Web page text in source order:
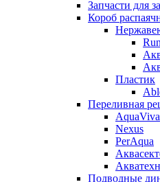
Запчасти для
Короб
Пластик
Переливная
AquaViva
Nexus
PerAqua
Подводные